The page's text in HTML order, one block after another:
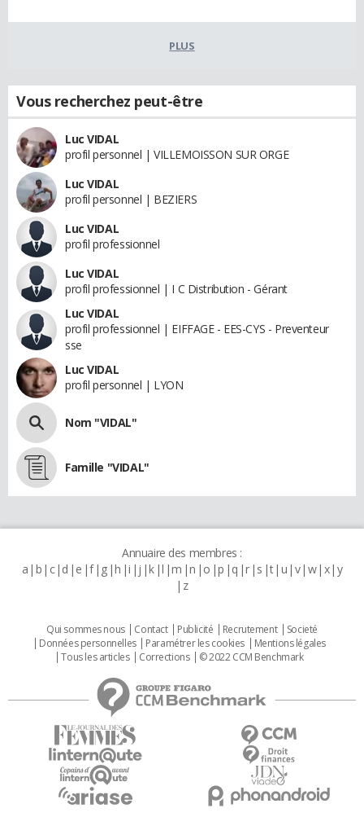
PLUS
Vous recherchez peut-être
Luc VIDAL
profil personnel | VILLEMOISSON SUR ORGE
Luc VIDAL
profil personnel | BEZIERS
Luc VIDAL
profil professionnel
Luc VIDAL
profil professionnel | I C Distribution - Gérant
Luc VIDAL
profil professionnel | EIFFAGE - EES-CYS - Preventeur
sse
Luc VIDAL
profil personnel | LYON
Nom "VIDAL"
Famille "VIDAL"
Annuaire des membres :
a b c d e f g h i j k l m n o p q r s t u v w x y
z
Qui sommes nous Contact Publicité Recrutement
Societé
Données personnelles
Paramétrer les cookies
Mentions légales
Tous les articles
Corrections © 2022 CCM Benchmark